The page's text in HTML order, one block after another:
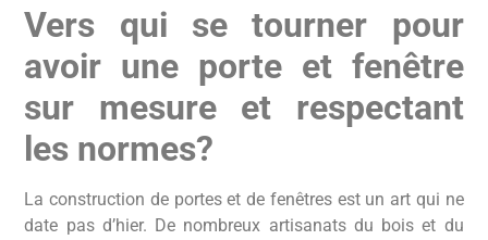
Vers qui se tourner pour
avoir une porte et fenêtre
sur mesure et respectant
les normes?
La construction de portes et de fenêtres est un art qui ne
date pas d’hier. De nombreux artisanats du bois et du